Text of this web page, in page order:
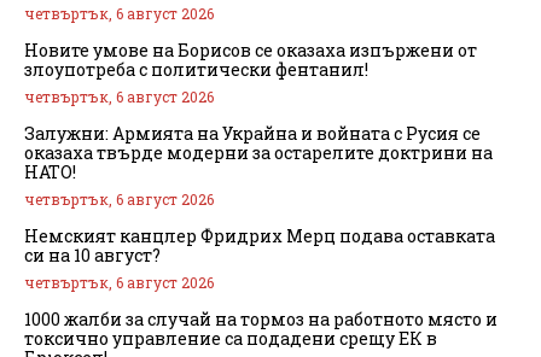
четвъртък, 6 август 2026
Новите умове на Борисов се оказаха изпържени от
злоупотреба с политически фентанил!
четвъртък, 6 август 2026
Залужни: Армията на Украйна и войната с Русия се
оказаха твърде модерни за остарелите доктрини на
НАТО!
четвъртък, 6 август 2026
Немският канцлер Фридрих Мерц подава оставката
си на 10 август?
четвъртък, 6 август 2026
1000 жалби за случай на тормоз на работното място и
токсично управление са подадени срещу ЕК в